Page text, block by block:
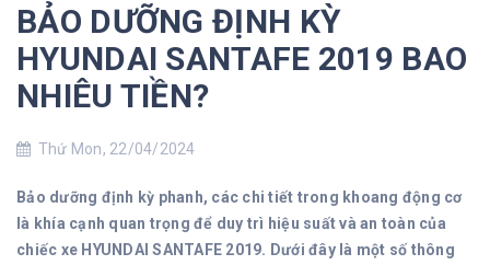
BẢO DƯỠNG ĐỊNH KỲ
HYUNDAI SANTAFE 2019 BAO
NHIÊU TIỀN?
Thứ Mon, 22/04/2024
Bảo dưỡng định kỳ phanh, các chi tiết trong khoang động cơ
là khía cạnh quan trọng để duy trì hiệu suất và an toàn của
chiếc xe HYUNDAI SANTAFE 2019. Dưới đây là một số thông